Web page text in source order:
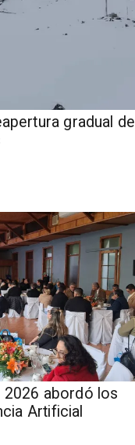
gradual del
2026 abordó los
Artificial